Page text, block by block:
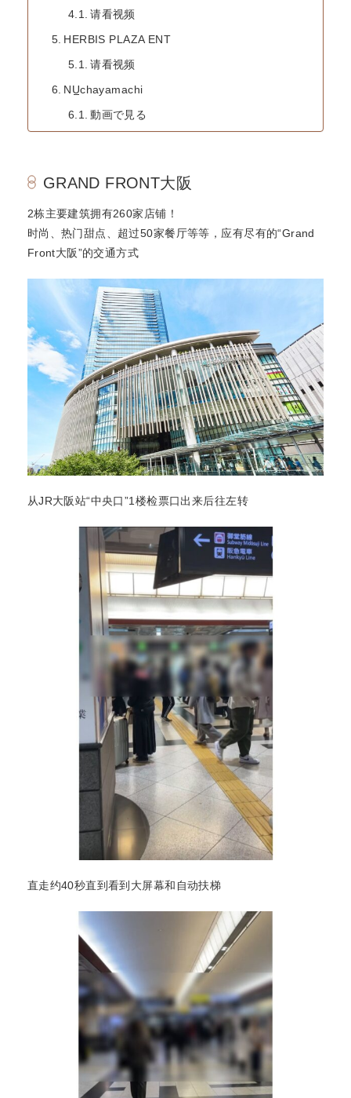
请看视频
HERBIS PLAZA ENT
请看视频
NUchayamachi
動画で見る
GRAND FRONT大阪
2栋主要建筑拥有260家店铺！
时尚、热门甜点、超过50家餐厅等等，应有尽有的“Grand
Front大阪”的交通方式
从JR大阪站“中央口”1楼检票口出来后往左转
直走约40秒直到看到大屏幕和自动扶梯